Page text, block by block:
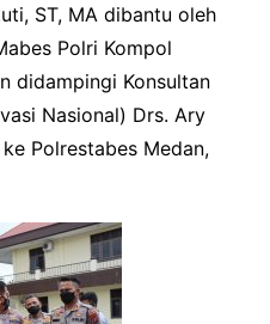
ST, MA dibantu oleh
Polri Kompol
didampingi Konsultan
Nasional) Drs. Ary
Polrestabes Medan,